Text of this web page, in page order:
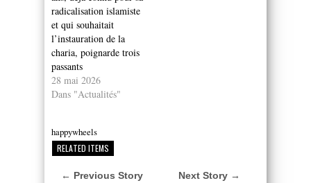
radicalisation islamiste
et qui souhaitait
l’instauration de la
charia, poignarde trois
passants
28 mai 2026
Dans "Actualités"
happywheels
RELATED ITEMS
← Previous Story Next Story →